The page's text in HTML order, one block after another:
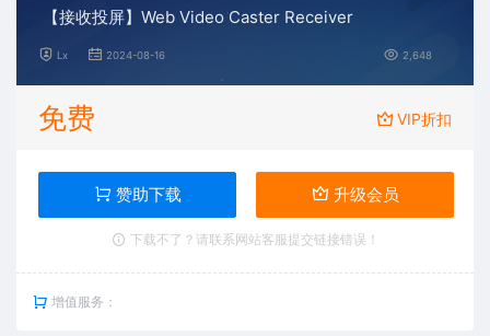
【接收投屏】Web Video Caster Receiver
Lx 2024-08-16 2,648
免费 VIP折扣
赞助下载 升级会员
下载不了？请联系网站客服提交链接错误！
增值服务：